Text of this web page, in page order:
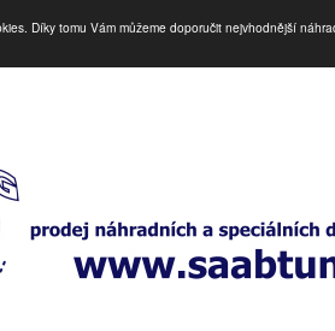
Díky tomu Vám můžeme doporučit nejvhodnější